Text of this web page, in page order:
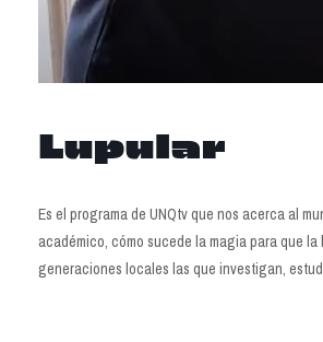
Lupular
Es el programa de UNQtv que nos acerca al
académico, cómo sucede la magia para que
generaciones locales las que investigan,